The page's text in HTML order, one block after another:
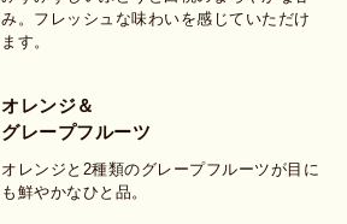
み。フレッシュな味わいを感じていただけ
ます。
オレンジ＆
グレープフルーツ
オレンジと2種類のグレープフルーツが目に
も鮮やかなひと品。